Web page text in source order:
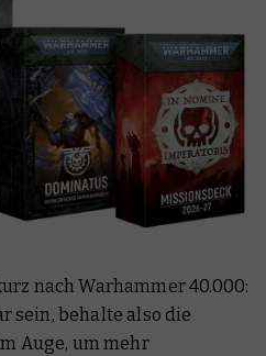
nach Warhammer 40.000:
sein, behalte also die
Auge, um mehr